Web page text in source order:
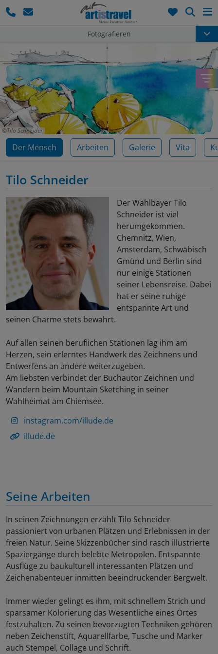
Fotografieren
Tilo Schneider
Der Mensch Arbeiten Galerie Vita
Tilo Schneider
Der Wahlbayer Tilo
Schneider ist viel
herumgekommen.
Chemnitz, Wien,
Amsterdam, Schwäbisch
Gmünd und Berlin sind
nur einige Stationen
seiner Lebensreise. Dabei
hat er seine ruhige
entspannte Art und
seinen Charme stets bewahrt.
Auf allen seinen beruflichen Stationen lag ihm am
Herzen, sein erlerntes Handwerk des Zeichnens und
Entwerfens an andere weiterzugeben.
Am liebsten verbindet der Buchautor Zeichnen und
Wandern beim Mountain Sketching in seiner
Wahlheimat am Chiemsee.
instagram.com/illude.de
illude.de
Seine Arbeiten
In seinen Zeichnungen erzählt Tilo Schneider
passioniert von urbanen Plätzen und Erlebnissen in der
freien Natur. Seine Skizzenbücher sind rasch illustrierte
Spaziergänge durch belebte Metropolen. Entspannte
Ausflüge zu baukulturell interessanten Plätzen und
Zeichenabenteuer inmitten beeindruckender Bergwelt.
Immer wieder gelingt es ihm, mit schnellem Strich und
sparsamer Kolorierung das Wesentliche eines Ortes
festzuhalten. Zu seinen bevorzugten Techniken gehören
neben Zeichenstift, Aquarellfarbe, Tusche und Marker
auch Stempel, Collage und Schrift.